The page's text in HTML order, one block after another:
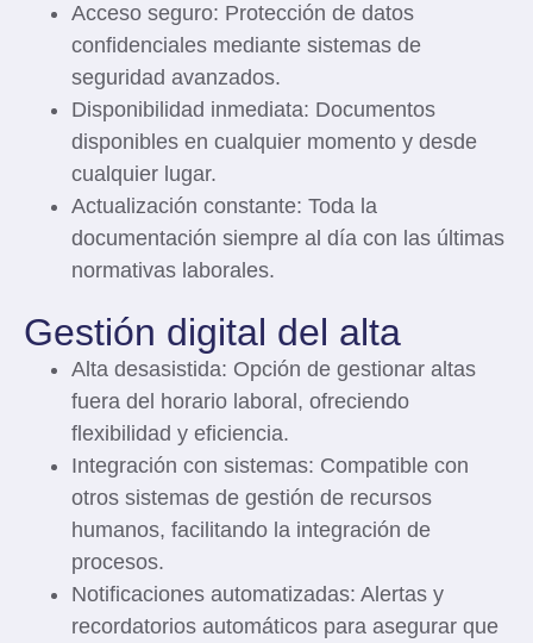
Acceso seguro: Protección de datos
confidenciales mediante sistemas de
seguridad avanzados.
Disponibilidad inmediata: Documentos
disponibles en cualquier momento y desde
cualquier lugar.
Actualización constante: Toda la
documentación siempre al día con las últimas
normativas laborales.
Gestión digital del alta
Alta desasistida: Opción de gestionar altas
fuera del horario laboral, ofreciendo
flexibilidad y eficiencia.
Integración con sistemas: Compatible con
otros sistemas de gestión de recursos
humanos, facilitando la integración de
procesos.
Notificaciones automatizadas: Alertas y
recordatorios automáticos para asegurar que